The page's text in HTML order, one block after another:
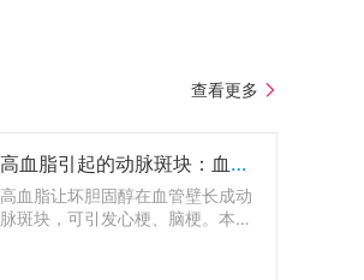
查看更多
高血脂引起的动脉斑块：血管里的"沉默定时炸弹"
高血脂让坏胆固醇在血管壁长成动
脉斑块，可引发心梗、脑梗。本文